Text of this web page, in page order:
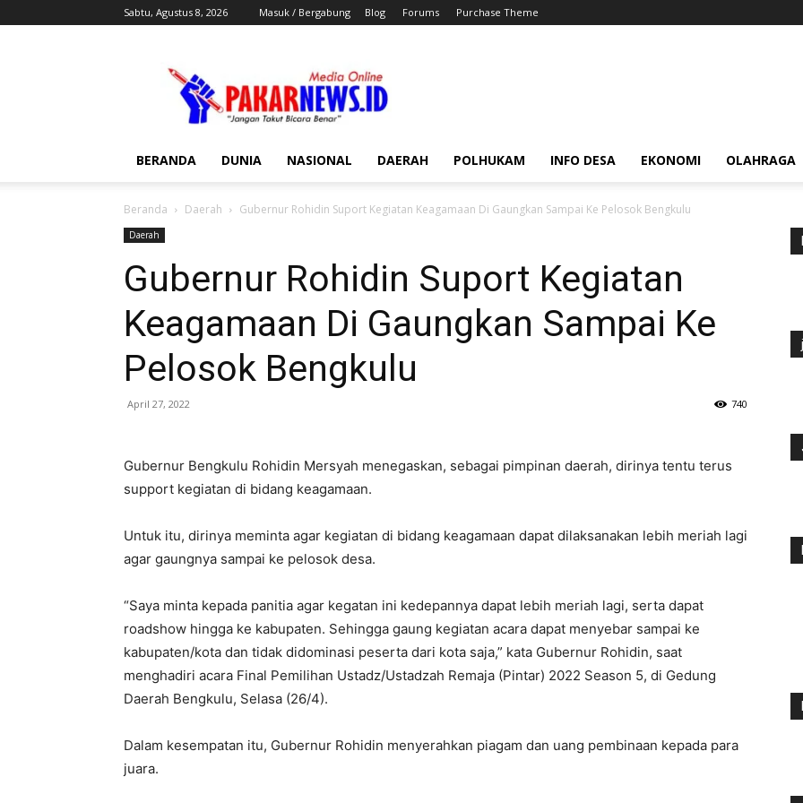
Sabtu, Agustus 8, 2026 Masuk / Bergabung Blog Forums Purchase Theme
BERANDA DUNIA NASIONAL DAERAH POLHUKAM INFO DESA EKONOMI OLAHRAGA
Beranda Daerah Gubernur Rohidin Suport Kegiatan Keagamaan Di Gaungkan Sampai Ke Pelosok Bengkulu
Daerah
Gubernur Rohidin Suport Kegiatan
Keagamaan Di Gaungkan Sampai Ke
Pelosok Bengkulu
April 27, 2022 740
Gubernur Bengkulu Rohidin Mersyah menegaskan, sebagai pimpinan daerah, dirinya tentu terus
support kegiatan di bidang keagamaan.
Untuk itu, dirinya meminta agar kegiatan di bidang keagamaan dapat dilaksanakan lebih meriah lagi
agar gaungnya sampai ke pelosok desa.
“Saya minta kepada panitia agar kegatan ini kedepannya dapat lebih meriah lagi, serta dapat
roadshow hingga ke kabupaten. Sehingga gaung kegiatan acara dapat menyebar sampai ke
kabupaten/kota dan tidak didominasi peserta dari kota saja,” kata Gubernur Rohidin, saat
menghadiri acara Final Pemilihan Ustadz/Ustadzah Remaja (Pintar) 2022 Season 5, di Gedung
Daerah Bengkulu, Selasa (26/4).
Dalam kesempatan itu, Gubernur Rohidin menyerahkan piagam dan uang pembinaan kepada para
juara.